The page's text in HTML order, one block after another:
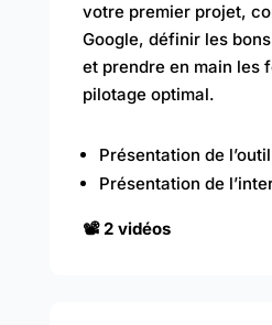
votre premier projet,
Google, définir les
et prendre en main les
pilotage optimal.
Présentation de l’outil
Présentation de
📽️ 2 vidéos